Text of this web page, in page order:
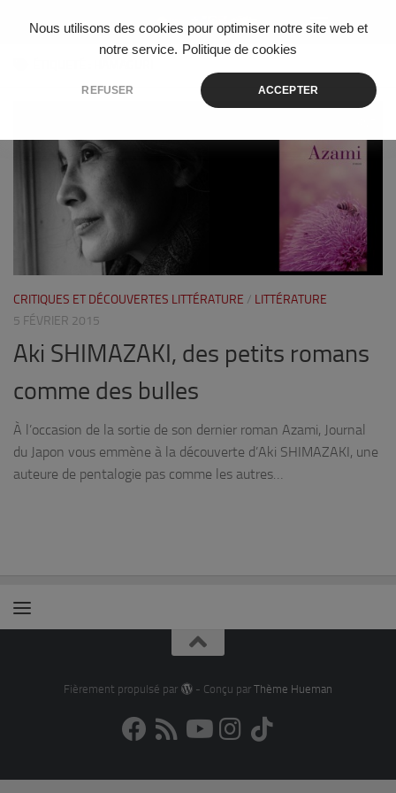
Nous utilisons des cookies pour optimiser notre site web et
notre service. Politique de cookies
REFUSER ACCEPTER
Skip to content
CRITIQUES ET DÉCOUVERTES LITTÉRATURE / LITTÉRATURE
5 FÉVRIER 2015
Aki SHIMAZAKI, des petits romans
comme des bulles
À l’occasion de la sortie de son dernier roman Azami, Journal
du Japon vous emmène à la découverte d’Aki SHIMAZAKI, une
auteure de pentalogie pas comme les autres…
Fièrement propulsé par - Conçu par Thème Hueman